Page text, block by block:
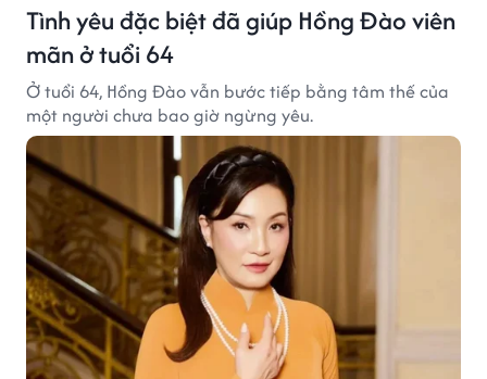
Tình yêu đặc biệt đã giúp Hồng Đào viên
mãn ở tuổi 64
Ở tuổi 64, Hồng Đào vẫn bước tiếp bằng tâm thế của
một người chưa bao giờ ngừng yêu.